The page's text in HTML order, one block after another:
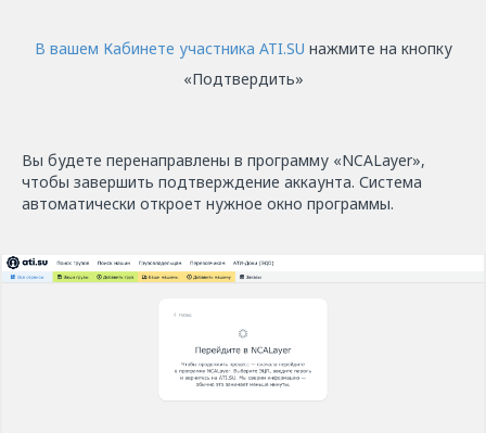
В вашем Кабинете участника ATI.SU нажмите на кнопку
«Подтвердить»
Вы будете перенаправлены в программу «NCALayer»,
чтобы завершить подтверждение аккаунта. Система
автоматически откроет нужное окно программы.